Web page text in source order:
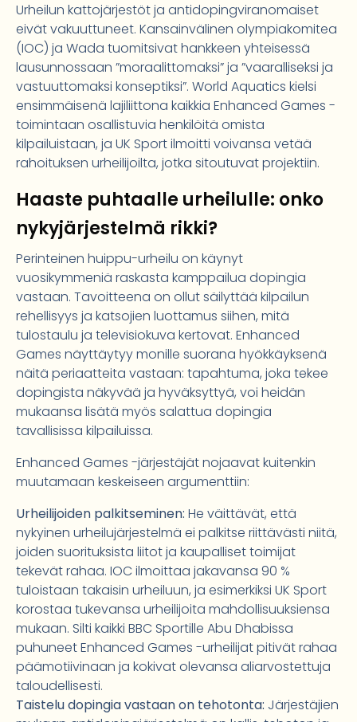
Urheilun kattojärjestöt ja antidopingviranomaiset
eivät vakuuttuneet. Kansainvälinen olympiakomitea
(IOC) ja Wada tuomitsivat hankkeen yhteisessä
lausunnossaan ”moraalittomaksi” ja ”vaaralliseksi ja
vastuuttomaksi konseptiksi”. World Aquatics kielsi
ensimmäisenä lajiliittona kaikkia Enhanced Games -
toimintaan osallistuvia henkilöitä omista
kilpailuistaan, ja UK Sport ilmoitti voivansa vetää
rahoituksen urheilijoilta, jotka sitoutuvat projektiin.
Haaste puhtaalle urheilulle: onko
nykyjärjestelmä rikki?
Perinteinen huippu-urheilu on käynyt
vuosikymmeniä raskasta kamppailua dopingia
vastaan. Tavoitteena on ollut säilyttää kilpailun
rehellisyys ja katsojien luottamus siihen, mitä
tulostaulu ja televisiokuva kertovat. Enhanced
Games näyttäytyy monille suorana hyökkäyksenä
näitä periaatteita vastaan: tapahtuma, joka tekee
dopingista näkyvää ja hyväksyttyä, voi heidän
mukaansa lisätä myös salattua dopingia
tavallisissa kilpailuissa.
Enhanced Games -järjestäjät nojaavat kuitenkin
muutamaan keskeiseen argumenttiin:
Urheilijoiden palkitseminen: He väittävät, että
nykyinen urheilujärjestelmä ei palkitse riittävästi niitä,
joiden suorituksista liitot ja kaupalliset toimijat
tekevät rahaa. IOC ilmoittaa jakavansa 90 %
tuloistaan takaisin urheiluun, ja esimerkiksi UK Sport
korostaa tukevansa urheilijoita mahdollisuuksiensa
mukaan. Silti kaikki BBC Sportille Abu Dhabissa
puhuneet Enhanced Games -urheilijat pitivät rahaa
päämotiivinaan ja kokivat olevansa aliarvostettuja
taloudellisesti.
Taistelu dopingia vastaan on tehotonta: Järjestäjien